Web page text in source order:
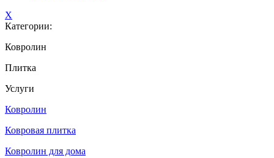
X
Категории:
Ковролин
Плитка
Услуги
Ковролин
Ковровая плитка
Ковролин для дома